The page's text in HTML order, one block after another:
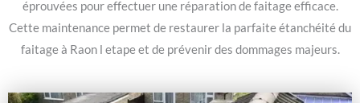
éprouvées pour effectuer une réparation de faitage efficace.
Cette maintenance permet de restaurer la parfaite étanchéité du
faitage à Raon l etape et de prévenir des dommages majeurs.